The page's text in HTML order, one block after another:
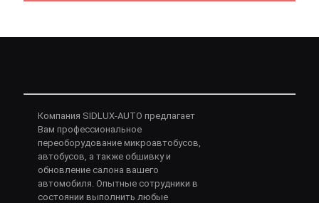
Компания SIDLUX-AUTO предлагает
Вам профессиональное
переоборудование микроавтобусов,
автобусов, а также обшивку и
обновление салона вашего
автомобиля. Опытные сотрудники в
состоянии выполнить любые